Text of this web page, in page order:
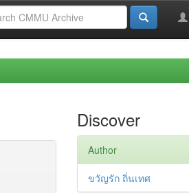
Discover
Author
ขวัญรัก ถิ่นเทศ